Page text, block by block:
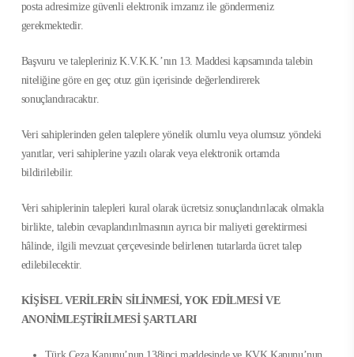
posta adresimize güvenli elektronik imzanız ile göndermeniz
gerekmektedir.
Başvuru ve talepleriniz K.V.K.K.’nın 13. Maddesi kapsamında talebin
niteliğine göre en geç otuz gün içerisinde değerlendirerek
sonuçlandıracaktır.
Veri sahiplerinden gelen taleplere yönelik olumlu veya olumsuz yöndeki
yanıtlar, veri sahiplerine yazılı olarak veya elektronik ortamda
bildirilebilir.
Veri sahiplerinin talepleri kural olarak ücretsiz sonuçlandırılacak olmakla
birlikte, talebin cevaplandırılmasının ayrıca bir maliyeti gerektirmesi
hâlinde, ilgili mevzuat çerçevesinde belirlenen tutarlarda ücret talep
edilebilecektir.
KİŞİSEL VERİLERİN SİLİNMESİ, YOK EDİLMESİ VE
ANONİMLEŞTİRİLMESİ ŞARTLARI